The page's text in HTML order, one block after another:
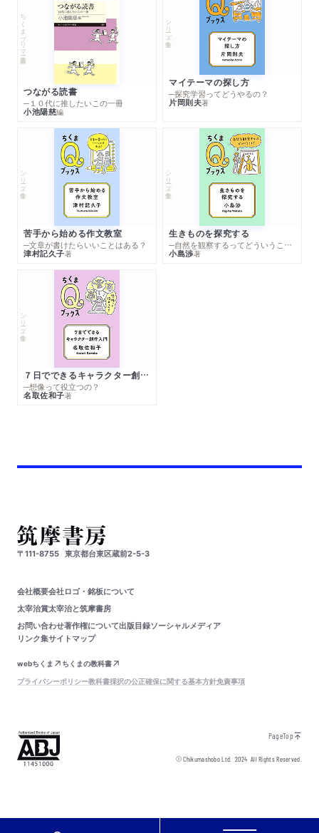
ちくまプリマー新書
つながる読書
─１０代に推したいこの一冊
小池陽慈編
シリーズ・全集
マイテーマの探し方
─探究学習ってどうやるの？
片岡則夫著
シリーズ・全集
苦手から始める作文教室
─文章が書けたらいいことはある？
津村記久子著
シリーズ・全集
生きものを探究する
─自然を観察するってどういうこと？
小島渉著
シリーズ・全集
７日でできるキャラクター創作入門
─想像って役立つの？
名取佐和子著
〒111-8755 東京都台東区蔵前2-5-3
会社概要会社ロゴ・銘板について
太宰治賞太宰治と筑摩書房
お問い合わせ著作権について出版目録ソーシャルメディア
リンク集サイトマップ
webちくま
ちくまの教科書
プライバシーポリシー教科書採択の公正確保に関する基本方針免責事項
PageTop
© Chikumashobo Ltd.2024 All Rights Reserved.